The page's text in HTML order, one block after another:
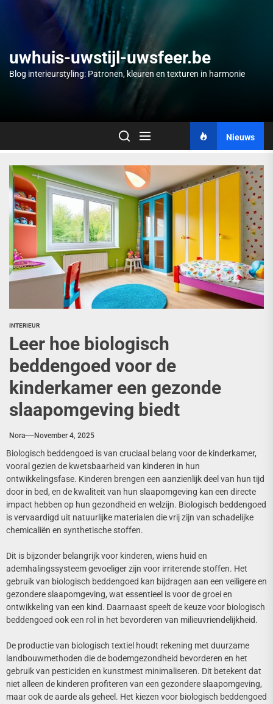
uwhuis-uwstijl-uwsfeer.be
Blog interieurstyling: Patronen, kleuren en texturen in harmonie
Nieuws
INTERIEUR
Leer hoe biologisch
beddengoed voor de
kinderkamer een gezonde
slaapomgeving biedt
Nora November 4, 2025
Biologisch beddengoed is van cruciaal belang voor de kinderkamer,
vooral gezien de kwetsbaarheid van kinderen in hun
ontwikkelingsfase. Kinderen brengen een aanzienlijk deel van hun tijd
door in bed, en de kwaliteit van hun slaapomgeving kan een directe
impact hebben op hun gezondheid en welzijn. Biologisch beddengoed
is vervaardigd uit natuurlijke materialen die vrij zijn van schadelijke
chemicaliën en synthetische stoffen.
Dit is bijzonder belangrijk voor kinderen, wiens huid en
ademhalingssysteem gevoeliger zijn voor irriterende stoffen. Het
gebruik van biologisch beddengoed kan bijdragen aan een veiligere en
gezondere slaapomgeving, wat essentieel is voor de groei en
ontwikkeling van een kind. Daarnaast speelt de keuze voor biologisch
beddengoed ook een rol in het bevorderen van milieuvriendelijkheid.
De productie van biologisch textiel houdt rekening met duurzame
landbouwmethoden die de bodemgezondheid bevorderen en het
gebruik van pesticiden en kunstmest minimaliseren. Dit betekent dat
niet alleen de kinderen profiteren van een gezondere slaapomgeving,
maar ook de aarde als geheel. Het kiezen voor biologisch beddengoed